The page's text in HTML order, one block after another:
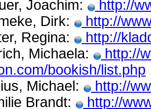
Joachim:
http://
Dirk:
http://
Regina:
http://
Michaela:
http://
bookish/list.php
Michael:
http://
Brandt:
http://